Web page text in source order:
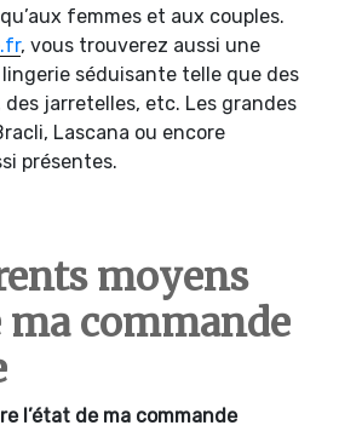
femmes et aux couples.
, vous trouverez aussi une
séduisante telle que des
des jarretelles, etc. Les grandes
Lascana ou encore
présentes.
moyens
ma commande
l’état de ma commande